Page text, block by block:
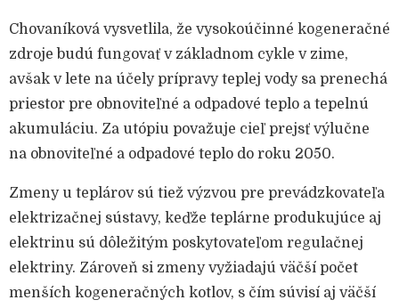
Chovaníková vysvetlila, že vysokoúčinné kogeneračné
zdroje budú fungovať v základnom cykle v zime,
avšak v lete na účely prípravy teplej vody sa prenechá
priestor pre obnoviteľné a odpadové teplo a tepelnú
akumuláciu. Za utópiu považuje cieľ prejsť výlučne
na obnoviteľné a odpadové teplo do roku 2050.
Zmeny u teplárov sú tiež výzvou pre prevádzkovateľa
elektrizačnej sústavy, keďže teplárne produkujúce aj
elektrinu sú dôležitým poskytovateľom regulačnej
elektriny. Zároveň si zmeny vyžiadajú väčší počet
menších kogeneračných kotlov, s čím súvisí aj väčší